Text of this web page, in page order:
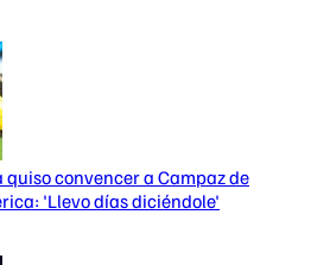
convencer a Campaz de
'Llevo días diciéndole'